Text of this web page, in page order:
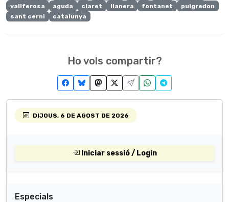
vallferosa
aguda claret llanera fontanet
puigredon
sant cerni
catalunya
Ho vols compartir?
DIJOUS, 6 DE AGOST DE 2026
Iniciar sessió / Login
Especials